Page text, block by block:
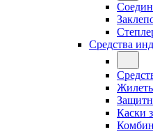
Средства
Каски